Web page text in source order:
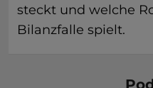
steckt und welche
Bilanzfalle spielt.